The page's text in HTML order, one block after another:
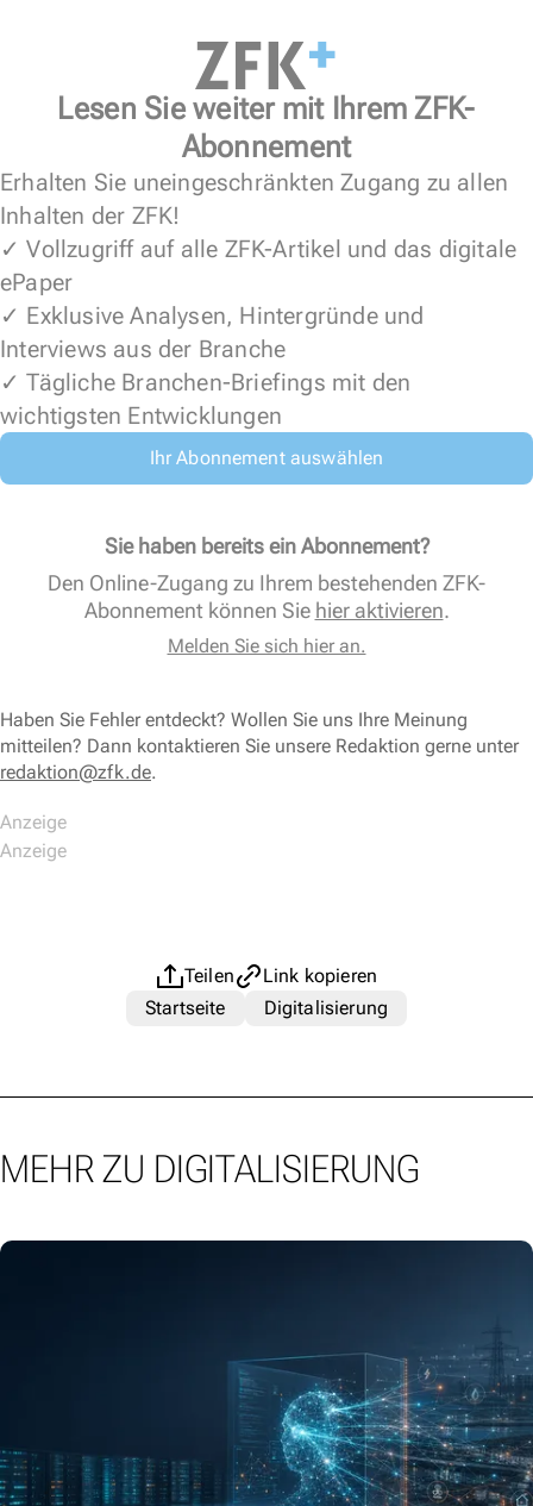
Lesen Sie weiter mit Ihrem ZFK-
Abonnement
Erhalten Sie uneingeschränkten Zugang zu allen
Inhalten der ZFK!
✓ Vollzugriff auf alle ZFK-Artikel und das digitale
ePaper
✓ Exklusive Analysen, Hintergründe und
Interviews aus der Branche
✓ Tägliche Branchen-Briefings mit den
wichtigsten Entwicklungen
Ihr Abonnement auswählen
Sie haben bereits ein Abonnement?
Den Online-Zugang zu Ihrem bestehenden ZFK-
Abonnement können Sie hier aktivieren.
Melden Sie sich hier an.
Haben Sie Fehler entdeckt? Wollen Sie uns Ihre Meinung
mitteilen? Dann kontaktieren Sie unsere Redaktion gerne unter
redaktion@zfk.de.
Teilen
Link kopieren
Startseite
Digitalisierung
MEHR ZU DIGITALISIERUNG